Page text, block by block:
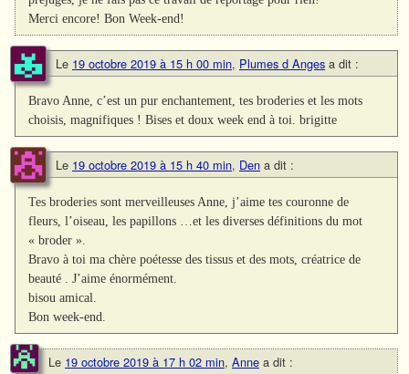
Merci encore! Bon Week-end!
Le 19 octobre 2019 à 15 h 00 min, Plumes d Anges a dit :
Bravo Anne, c’est un pur enchantement, tes broderies et les mots
choisis, magnifiques ! Bises et doux week end à toi. brigitte
Le 19 octobre 2019 à 15 h 40 min, Den a dit :
Tes broderies sont merveilleuses Anne, j’aime tes couronne de
fleurs, l’oiseau, les papillons …et les diverses définitions du mot
« broder ».
Bravo à toi ma chère poétesse des tissus et des mots, créatrice de
beauté . J’aime énormément.
bisou amical.
Bon week-end.
Le 19 octobre 2019 à 17 h 02 min, Anne a dit :